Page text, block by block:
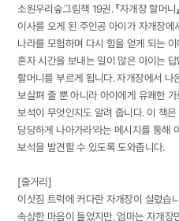
소원우리숲그림책 19권. 『자개장 할머
이사를 오게 된 주인공 아이가 자개장
나라를 모험하며 다시 힘을 얻게 되는
혼자 시간을 보내는 일이 많은 아이는
할머니를 부르게 됩니다. 자개장에서
보살펴 줄 뿐 아니라 아이에게 유쾌한
보석이 무엇인지도 알려 줍니다. 이 책
당당하게 나아가라’라는 메시지를 통해
보석을 발견할 수 있도록 도와줍니다.
[줄거리]
이삿짐 트럭에 커다란 자개장이 실렸습
속상한 마음이 들었지만, 엄마는 자개